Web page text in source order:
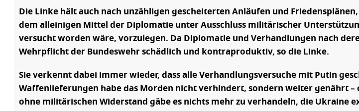
Die Linke hält auch nach unzähligen gescheiterten Anläufen und
dem alleinigen Mittel der Diplomatie unter Ausschluss militärischer
versucht worden wäre, vorzulegen. Da Diplomatie und Verhandlungen nach
Wehrpflicht der Bundeswehr schädlich und kontraproduktiv, so die Linke.
Sie verkennt dabei immer wieder, dass alle Verhandlungsversuche mit Putin
Waffenlieferungen habe das Morden nicht verhindert, sondern weiter genährt
ohne militärischen Widerstand gäbe es nichts mehr zu verhandeln, die